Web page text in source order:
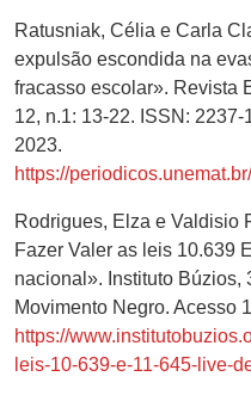
Ratusniak, Célia e Carla
expulsão escondida na
fracasso escolar». Revista
12, n.1: 13-22. ISSN:
2023.
https://periodicos.unemat.br/
Rodrigues, Elza e Valdisio
Fazer Valer as leis 10.639
nacional». Instituto Búzios,
Movimento Negro. Acesso
https://
leis-10-639-e-11-645-live-